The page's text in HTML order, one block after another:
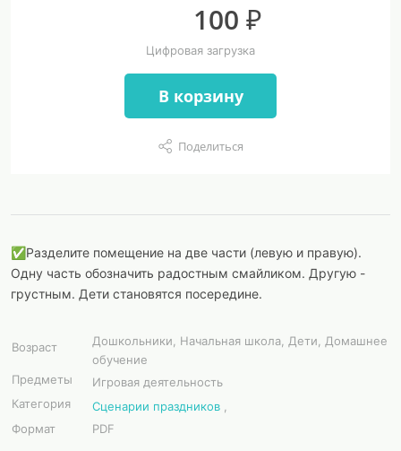
100 ₽
Цифровая загрузка
В корзину
Поделиться
✅Разделите помещение на две части (левую и правую).
Одну часть обозначить радостным смайликом. Другую -
грустным. Дети становятся посередине.
Возраст
Дошкольники, Начальная школа, Дети, Домашнее
обучение
Предметы
Игровая деятельность
Категория
Сценарии праздников
Формат
PDF